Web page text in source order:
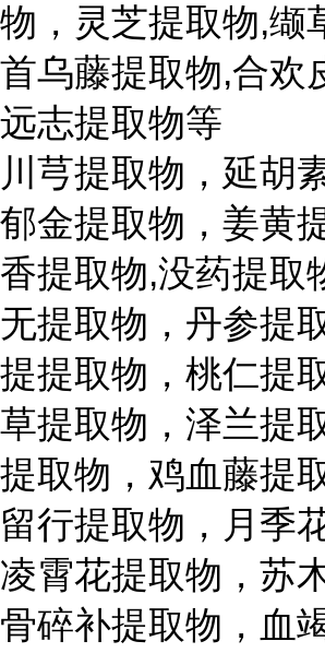
物，灵芝提取物,缬
首乌藤提取物,合欢
远志提取物等
川芎提取物，延胡
郁金提取物，姜黄
香提取物,没药提取
无提取物，丹参提
提提取物，桃仁提
草提取物，泽兰提
提取物，鸡血藤提
留行提取物，月季
凌霄花提取物，苏
骨碎补提取物，血